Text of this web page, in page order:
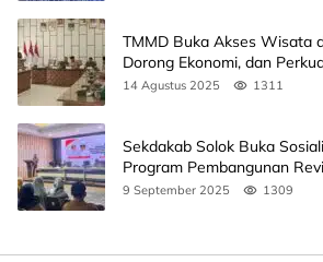
TMMD Buka Akses Wisata
Dorong Ekonomi, dan
14 Agustus 2025 1311
Sekdakab Solok Buka
Program Pembangunan
Pendidikan
9 September 2025 1309